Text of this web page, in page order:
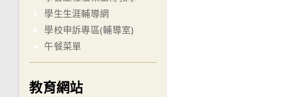
學生生涯輔導網
學校申訴專區(輔導室)
午餐菜單
教育網站